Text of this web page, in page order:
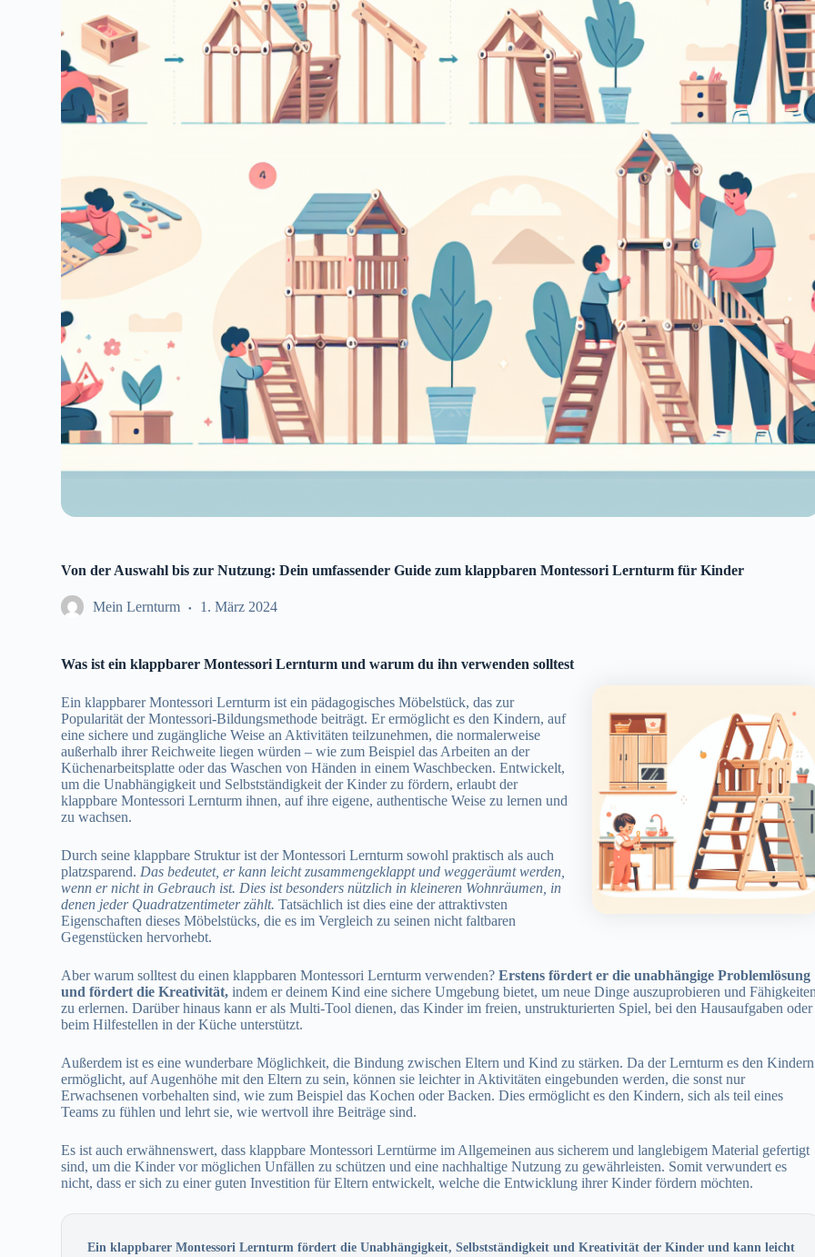
Von der Auswahl bis zur Nutzung: Dein umfassender Guide zum klappbaren Montessori Lernturm für Kinder
Mein Lernturm 1. März 2024
Was ist ein klappbarer Montessori Lernturm und warum du ihn verwenden solltest
Ein klappbarer Montessori Lernturm ist ein pädagogisches Möbelstück, das zur
Popularität der Montessori-Bildungsmethode beiträgt. Er ermöglicht es den Kindern, auf
eine sichere und zugängliche Weise an Aktivitäten teilzunehmen, die normalerweise
außerhalb ihrer Reichweite liegen würden – wie zum Beispiel das Arbeiten an der
Küchenarbeitsplatte oder das Waschen von Händen in einem Waschbecken. Entwickelt,
um die Unabhängigkeit und Selbstständigkeit der Kinder zu fördern, erlaubt der
klappbare Montessori Lernturm ihnen, auf ihre eigene, authentische Weise zu lernen und
zu wachsen.
Durch seine klappbare Struktur ist der Montessori Lernturm sowohl praktisch als auch
platzsparend. Das bedeutet, er kann leicht zusammengeklappt und weggeräumt werden,
wenn er nicht in Gebrauch ist. Dies ist besonders nützlich in kleineren Wohnräumen, in
denen jeder Quadratzentimeter zählt. Tatsächlich ist dies eine der attraktivsten
Eigenschaften dieses Möbelstücks, die es im Vergleich zu seinen nicht faltbaren
Gegenstücken hervorhebt.
Aber warum solltest du einen klappbaren Montessori Lernturm verwenden?Erstens fördert er die unabhängige Problemlösung
und fördert die Kreativität, indem er deinem Kind eine sichere Umgebung bietet, um neue Dinge auszuprobieren und
zu erlernen. Darüber hinaus kann er als Multi-Tool dienen, das Kinder im freien, unstrukturierten Spiel, bei den Hausaufgaben oder
beim Hilfestellen in der Küche unterstützt.
Außerdem ist es eine wunderbare Möglichkeit, die Bindung zwischen Eltern und Kind zu stärken. Da der Lernturm es den Kindern
ermöglicht, auf Augenhöhe mit den Eltern zu sein, können sie leichter in Aktivitäten eingebunden werden, die sonst nur
Erwachsenen vorbehalten sind, wie zum Beispiel das Kochen oder Backen. Dies ermöglicht es den Kindern, sich als teil eines
Teams zu fühlen und lehrt sie, wie wertvoll ihre Beiträge sind.
Es ist auch erwähnenswert, dass klappbare Montessori Lerntürme im Allgemeinen aus sicherem und langlebigem Material gefertigt
sind, um die Kinder vor möglichen Unfällen zu schützen und eine nachhaltige Nutzung zu gewährleisten. Somit verwundert es
nicht, dass er sich zu einer guten Investition für Eltern entwickelt, welche die Entwicklung ihrer Kinder fördern möchten.
Ein klappbarer Montessori Lernturm fördert die Unabhängigkeit, Selbstständigkeit und Kreativität der Kinder und kann leicht